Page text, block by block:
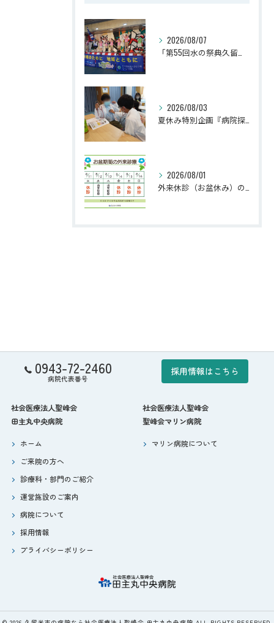
2026/08/07
「第55回水の祭典久留米まつり」に参加しました！
2026/08/03
夏休み特別企画『病院探検隊2026』を開催しました！
2026/08/01
外来休診（お盆休み）のお知らせ
0943-72-2460
病院代表番号
採用情報はこちら
社会医療法人聖峰会
田主丸中央病院
ホーム
ご来院の方へ
診療科・部門のご紹介
運営施設のご案内
病院について
採用情報
プライバシーポリシー
社会医療法人聖峰会
聖峰会マリン病院
マリン病院について